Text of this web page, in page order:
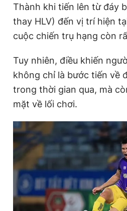
Theo dõi báo trên
Hotline
0906 645 777
Liên
Đặt báo Quảng cáo
Phó tổng biên tập thường trực: Hải
Phó tổng biên tập: Lâm Hiếu Dũng
Phó tổng biên tập: Trần Việt Hưng
Tổng thư ký tòa soạn: Đức Trung
Giấy phép xuất bản số 110/GP -
© 2003-2026 Bản quyền thuộc về
chép dưới mọi hình thức nếu
bản. Phát triển bởi ePi
Thành khi tiến lên từ đáy
thay HLV) đến vị trí hiện
cuộc chiến trụ hạng còn
Tuy nhiên, điều khiến
không chỉ là bước tiến về
trong thời gian qua, mà
mặt về lối chơi.